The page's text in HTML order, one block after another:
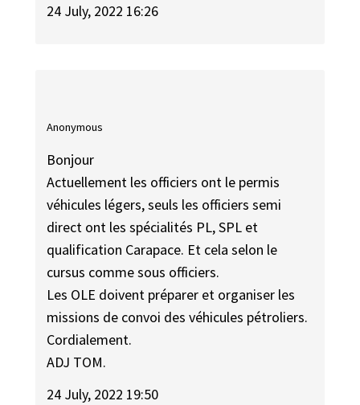
24 July, 2022 16:26
Anonymous
Bonjour
Actuellement les officiers ont le permis
véhicules légers, seuls les officiers semi
direct ont les spécialités PL, SPL et
qualification Carapace. Et cela selon le
cursus comme sous officiers.
Les OLE doivent préparer et organiser les
missions de convoi des véhicules pétroliers.
Cordialement.
ADJ TOM.
24 July, 2022 19:50